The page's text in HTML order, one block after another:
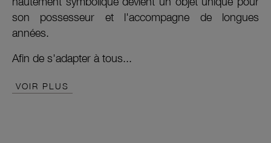
son possesseur et l'accompagne de longues
années.
Afin de s'adapter à tous...
VOIR PLUS